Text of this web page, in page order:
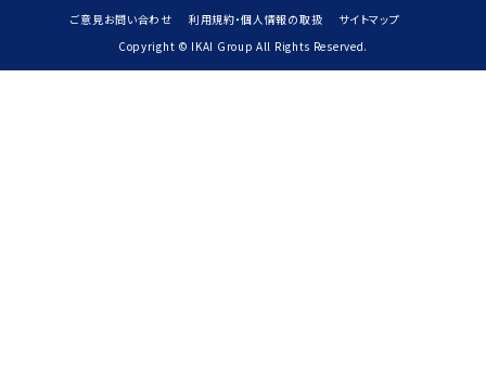
ご意見お問い合わせ 利用規約・個人情報の取扱
サイトマップ
Copyright © IKAI Group All Rights Reserved.